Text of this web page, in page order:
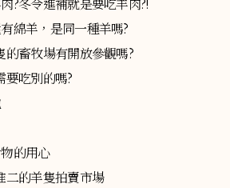
綿羊，是同一種羊嗎?
的畜牧場有開放參觀嗎?
要吃別的嗎?
的用心
二的羊隻拍賣市場